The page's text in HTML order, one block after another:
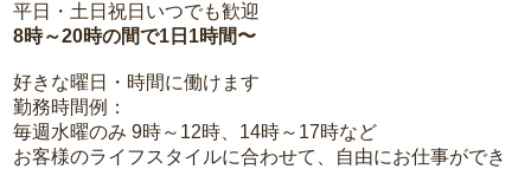
平日・土日祝日いつでも歓迎
8時～20時の間で1日1時間〜
好きな曜日・時間に働けます
勤務時間例：
毎週水曜のみ 9時～12時、14時～17時など
お客様のライフスタイルに合わせて、自由にお仕事ができ